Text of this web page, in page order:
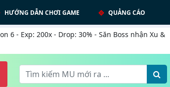
HƯỚNG DẪN CHƠI GAME QUẢNG CÁO
6 - Exp: 200x - Drop: 30% - Săn Boss nhận Xu &